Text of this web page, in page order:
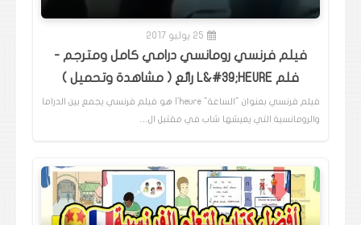
25 يوليو 2017
فيلم فرنسي رومانسي درامي كامل ومترجم -
فلم L&#39;HEURE رائع ( مشاهدة وتحميل )
فيلم فرنسي بعنوان "الساعة" l'heure هو فيلم فرنسي يجمع بين الدراما
والرومانسية التي يعيشها شاب في مقتبل ال…